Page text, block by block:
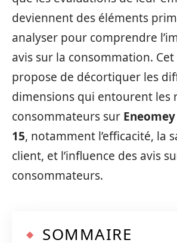
deviennent des éléments
analyser pour comprendre
avis sur la consommation.
propose de décortiquer les
dimensions qui entourent les
consommateurs sur
15, notamment l’efficacité, la
client, et l’influence des avis
consommateurs.
SOMMAIRE